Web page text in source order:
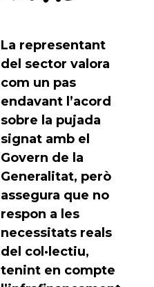
La representant
del sector valora
com un pas
endavant l’acord
sobre la pujada
signat amb el
Govern de la
Generalitat, però
assegura que no
respon a les
necessitats reals
del col·lectiu,
tenint en compte